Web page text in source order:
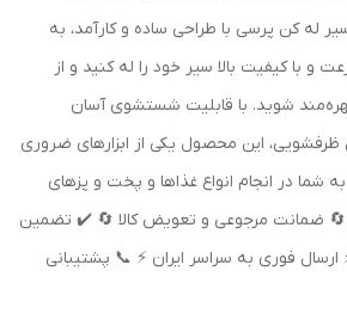
له کن پرسی با طراحی ساده و کارآمد، به
و با کیفیت بالا سیر خود را له کنید و از
شوید. با قابلیت شستشوی آسان
این محصول یکی از ابزارهای ضروری
شما در انجام انواع غذاها و پخت و پزهای
ضمانت مرجوعی و تعویض کالا 🔄 ✔️ تضمین
فوری به سراسر ایران ⚡️ 📞 پشتیبانی